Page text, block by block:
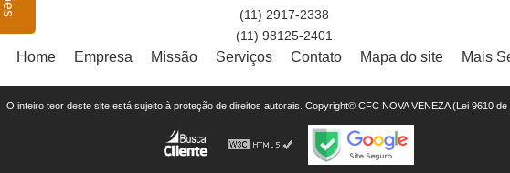
(11) 2917-2338
(11) 98125-2401
Home Empresa Missão Serviços Contato Mapa do site Mais
O inteiro teor deste site está sujeito à proteção de direitos autorais. Copyright© CFC NOVA VENEZA (Lei 9610 de